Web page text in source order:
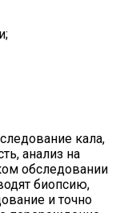
кала,
анализ на
обследовании
биопсию,
и точно